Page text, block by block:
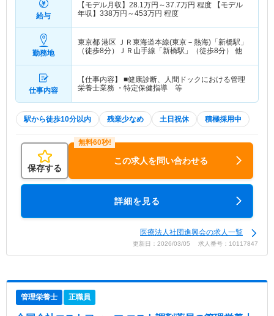
給与
【モデル月収】 28.1万円～37.7万円 程度 【モデル
年収】 338万円～453万円 程度
勤務地
東京都 港区 ＪＲ東海道本線(東京－熱海)「新橋駅」
（徒歩8分）ＪＲ山手線「新橋駅」（徒歩8分） 他
仕事内容
【仕事内容】 ■健康診断、人間ドックにおける管理
栄養士業務 ・特定保健指導 等
駅から徒歩10分以内 残業少なめ 土日祝休 積極採用中
保存する
この求人を問い合わせる
詳細を見る
医療法人社団進興会の求人一覧
更新日：2026/03/05 求人番号：10117847
管理栄養士 正職員